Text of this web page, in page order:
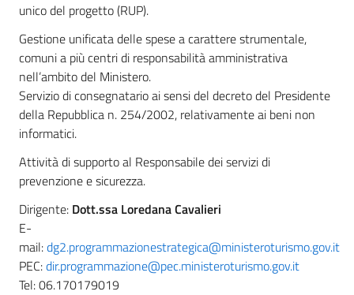
unico del progetto (RUP).
Gestione unificata delle spese a carattere strumentale,
comuni a più centri di responsabilità amministrativa
nell’ambito del Ministero.
Servizio di consegnatario ai sensi del decreto del Presidente
della Repubblica n. 254/2002, relativamente ai beni non
informatici.
Attività di supporto al Responsabile dei servizi di
prevenzione e sicurezza.
Dirigente: Dott.ssa Loredana Cavalieri
E-
mail:dg2.programmazionestrategica@ministeroturismo.gov.it
PEC:dir.programmazione@pec.ministeroturismo.gov.it
Tel: 06.170179019